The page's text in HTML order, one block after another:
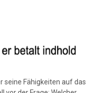
seine Fähigkeiten auf das